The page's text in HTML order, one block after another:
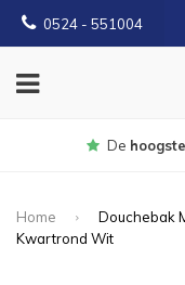
0524 - 551004
Home
Douchebak
Kwartrond Wit